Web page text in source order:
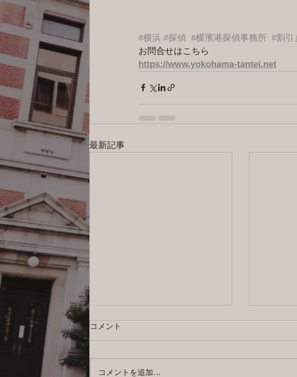
#横浜 #探偵 #横濱港探偵事務所 #割引
お問合せはこちら
https://www.yokohama-tantei.net
最新記事
コメント
コメントを追加…